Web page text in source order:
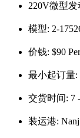
220V微型
模型: 2-
价钱: $90
最小起订量:
交货时间: 7
装运港: